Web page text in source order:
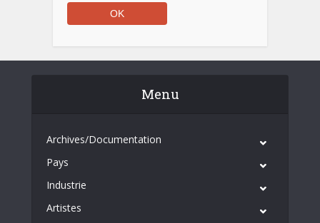
Menu
Archives/Documentation
Pays
Industrie
Artistes